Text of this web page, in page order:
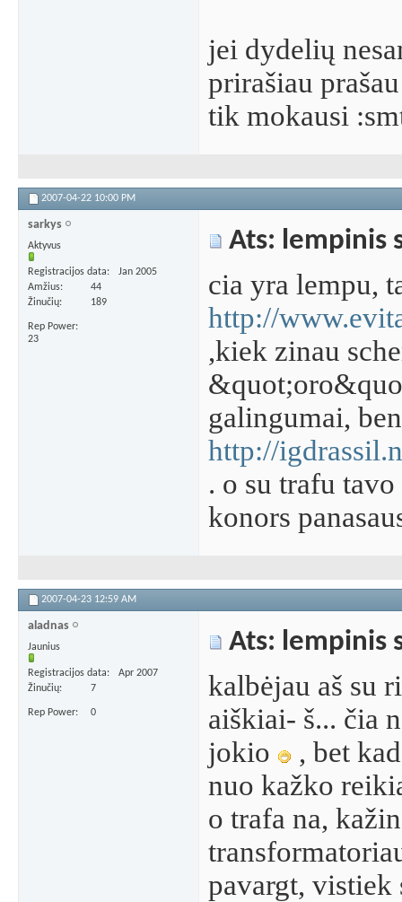
jei dydelių
prirašiau
tik mokausi
2007-04-22 10:00 PM
sarkys
Aktyvus
Registracijos data
Jan 2005
Amžius
44
Žinučių
189
Rep Power
23
Ats: lempinis
cia yra lempu,
http://
,kiek zinau
galingumai,
http://
. o su trafu
konors
2007-04-23 12:59 AM
aladnas
Jaunius
Registracijos data
Apr 2007
Žinučių
7
Rep Power 0
Ats: lempinis
kalbėjau aš su
aiškiai- š... čia
jokio
, bet
nuo kažko
o trafa na,
pavargt, vistiek